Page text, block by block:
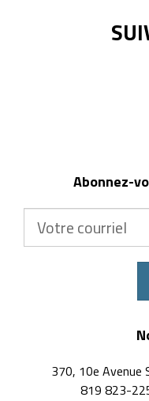
Abonnez-
370, 10e Avenue
819 823-